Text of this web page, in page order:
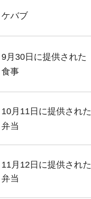
ケバブ
9月30日に提供された
食事
10月11日に提供された
弁当
11月12日に提供された
弁当